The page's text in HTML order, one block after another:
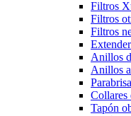
Filtros
Filtros
Filtros
Anillos
Anillos
Collares
Tapón